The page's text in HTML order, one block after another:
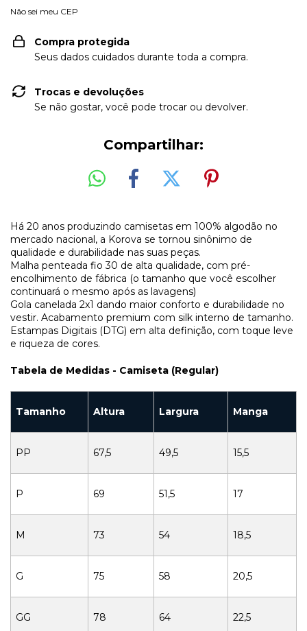
Não sei meu CEP
Compra protegida
Seus dados cuidados durante toda a compra.
Trocas e devoluções
Se não gostar, você pode trocar ou devolver.
Compartilhar:
Há 20 anos produzindo camisetas em 100% algodão no
mercado nacional, a Korova se tornou sinônimo de
qualidade e durabilidade nas suas peças.
Malha penteada fio 30 de alta qualidade, com pré-
encolhimento de fábrica (o tamanho que você escolher
continuará o mesmo após as lavagens)
Gola canelada 2x1 dando maior conforto e durabilidade no
vestir. Acabamento premium com silk interno de tamanho.
Estampas Digitais (DTG) em alta definição, com toque leve
e riqueza de cores.
Tabela de Medidas - Camiseta (Regular)
Tamanho Altura Largura Manga
PP 67,5 49,5 15,5
P 69 51,5 17
M 73 54 18,5
G 75 58 20,5
GG 78 64 22,5